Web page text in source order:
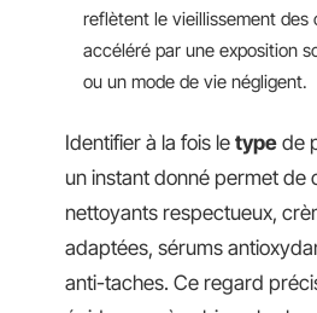
reflètent le vieillissement des
accéléré par une exposition
ou un mode de vie négligent.
Identifier à la fois le type de
un instant donné permet de
nettoyants respectueux,
adaptées, sérums
anti-taches. Ce regard